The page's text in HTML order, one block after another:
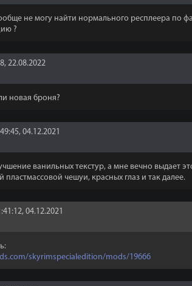
не могу найти нормального респлеера по
?
22.08.2022
новая броня?
04.12.2021
ванильных текстур, а мне вечно выдает
пластмассовой чешуи, красных глаз и так далее.
04.12.2021
skyrimspecialedition/mods/19666